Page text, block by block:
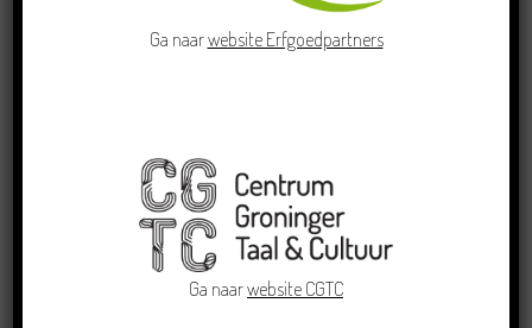
rond het Gronings en Platduits
Ga naarwebsite Erfgoedpartners
Ga naarwebsite CGTC